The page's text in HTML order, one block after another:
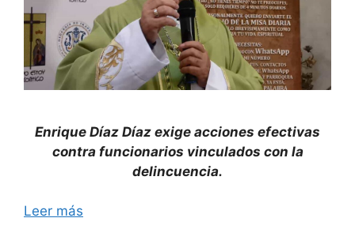
Enrique Díaz Díaz exige acciones efectivas
contra funcionarios vinculados con la
delincuencia.
Leer más